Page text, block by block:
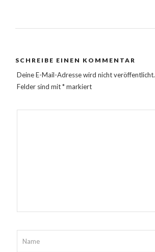
SCHREIBE EINEN KOMMENTAR
Deine E-Mail-Adresse wird nicht veröffentlicht.
Felder sind mit*markiert